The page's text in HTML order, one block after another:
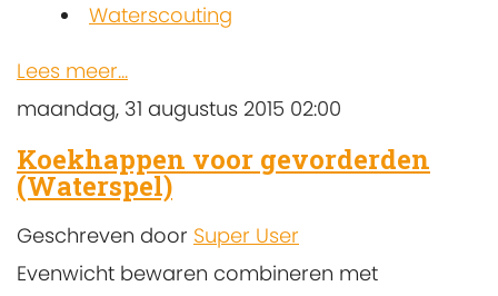
Waterscouting
Lees meer...
maandag, 31 augustus 2015 02:00
Koekhappen voor gevorderden
(Waterspel)
Geschreven door Super User
Evenwicht bewaren combineren met